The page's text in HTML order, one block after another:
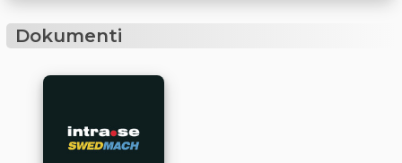
Dokumenti